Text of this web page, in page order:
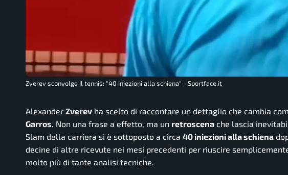
Zverev sconvolge il tennis: "40 iniezioni alla schiena" - Sportface.it
Alexander Zverev ha scelto di raccontare un dettaglio che cambia
Garros. Non una frase a effetto, ma un retroscena che lascia
Slam della carriera si è sottoposto a circa 40 iniezioni alla schiena
decine di altre ricevute nei mesi precedenti per riuscire
molto più di tante analisi tecniche.